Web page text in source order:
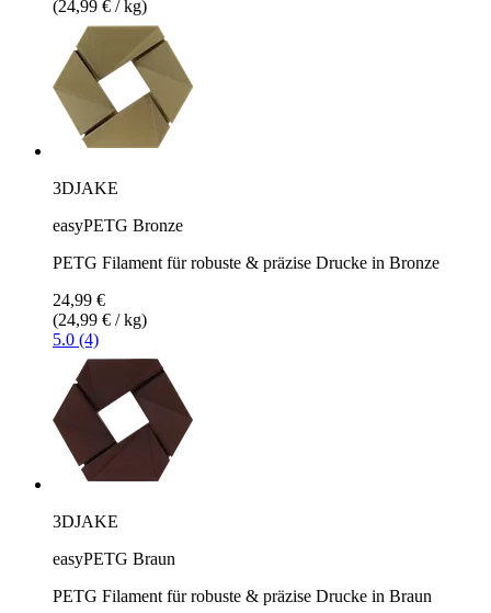
(24,99 € / kg)
3DJAKE
easyPETG Bronze
PETG Filament für robuste & präzise Drucke in Bronze
24,99 €
(24,99 € / kg)
5.0 (4)
3DJAKE
easyPETG Braun
PETG Filament für robuste & präzise Drucke in Braun